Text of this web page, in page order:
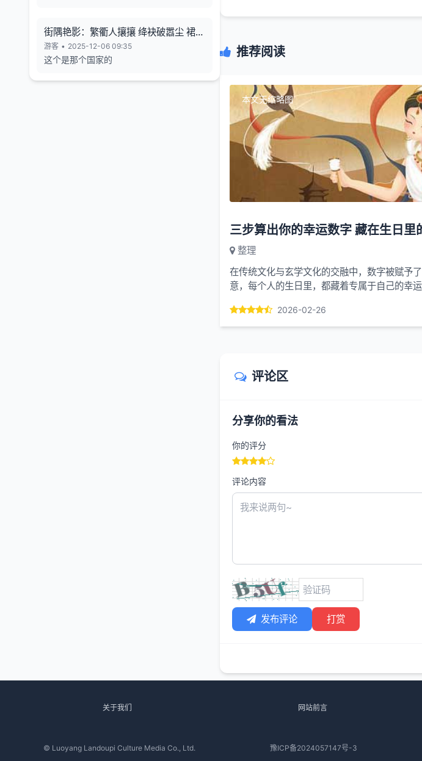
街隅艳影：繁衢人攘攘 绛袂破嚣尘 裙束
霞裁色
游客 • 2025-12-06 09:35
这个是那个国家的
推荐阅读
本文无缩略图
三步算出你的幸运数字 藏在生日里
整理
在传统文化与玄学文化的交融中，数字被赋予
意，每个人的生日里，都藏着专属于自己的幸
2026-02-26
评论区
分享你的看法
你的评分
评论内容
发布评论 打赏
关于我们 网站前言
© Luoyang Landoupi Culture Media Co., Ltd. 豫ICP备2024057147号-3